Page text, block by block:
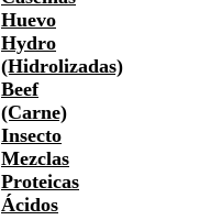
Huevo
Hydro
(Hidrolizadas)
Beef
(Carne)
Insecto
Mezclas
Proteicas
Ácidos